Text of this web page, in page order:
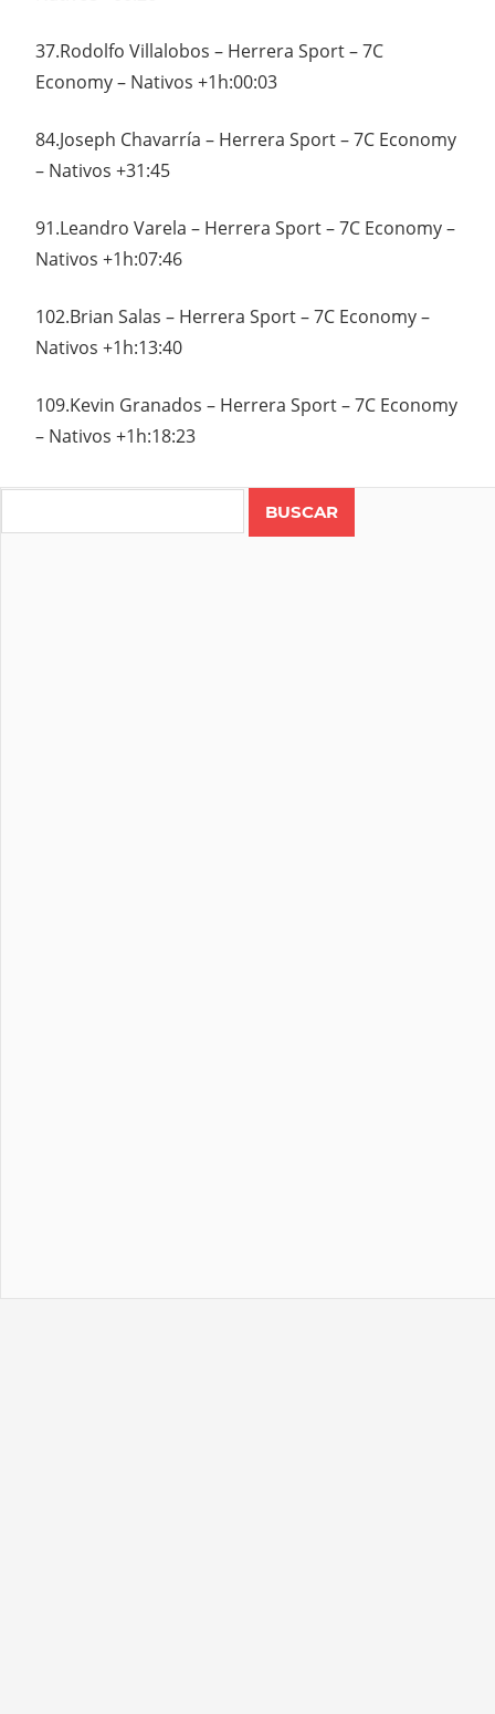
37.Rodolfo Villalobos – Herrera Sport – 7C
Economy – Nativos +1h:00:03
84.Joseph Chavarría – Herrera Sport – 7C Economy
– Nativos +31:45
91.Leandro Varela – Herrera Sport – 7C Economy –
Nativos +1h:07:46
102.Brian Salas – Herrera Sport – 7C Economy –
Nativos +1h:13:40
109.Kevin Granados – Herrera Sport – 7C Economy
– Nativos +1h:18:23